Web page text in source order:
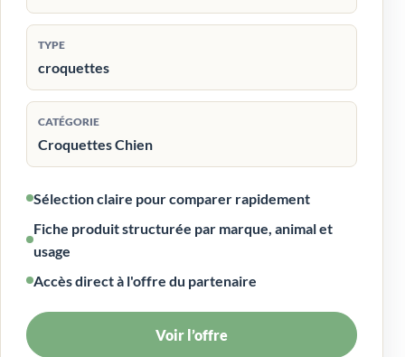
TYPE
croquettes
CATÉGORIE
Croquettes Chien
Sélection claire pour comparer rapidement
Fiche produit structurée par marque, animal et
usage
Accès direct à l'offre du partenaire
Voir l’offre